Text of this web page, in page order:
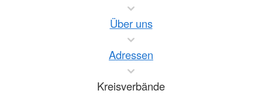
Über uns
Adressen
Kreisverbände